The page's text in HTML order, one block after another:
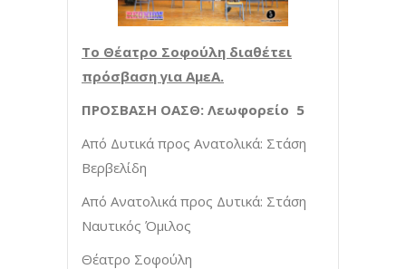
Το Θέατρο Σοφούλη διαθέτει
πρόσβαση για ΑμεΑ.
ΠΡΟΣΒΑΣΗ ΟΑΣΘ: Λεωφορείο 5
Από Δυτικά προς Ανατολικά: Στάση
Βερβελίδη
Από Ανατολικά προς Δυτικά: Στάση
Ναυτικός Όμιλος
Θέατρο Σοφούλη